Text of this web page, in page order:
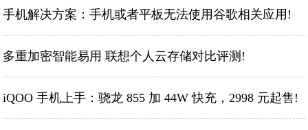
手机解决方案：手机或者平板无法使用谷歌相关应用!
多重加密智能易用 联想个人云存储对比评测!
iQOO 手机上手：骁龙 855 加 44W 快充，2998 元起售!